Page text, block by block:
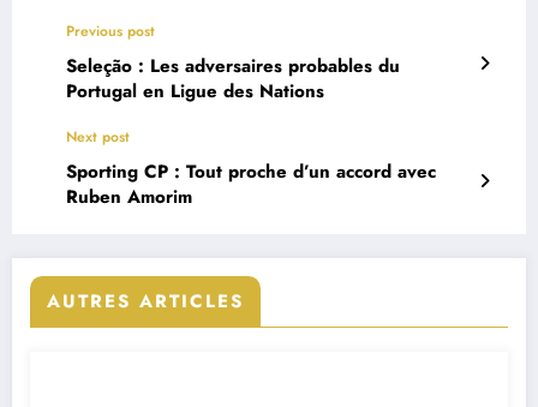
Previous post
Seleção : Les adversaires probables du
Portugal en Ligue des Nations
Next post
Sporting CP : Tout proche d’un accord avec
Ruben Amorim
AUTRES ARTICLES